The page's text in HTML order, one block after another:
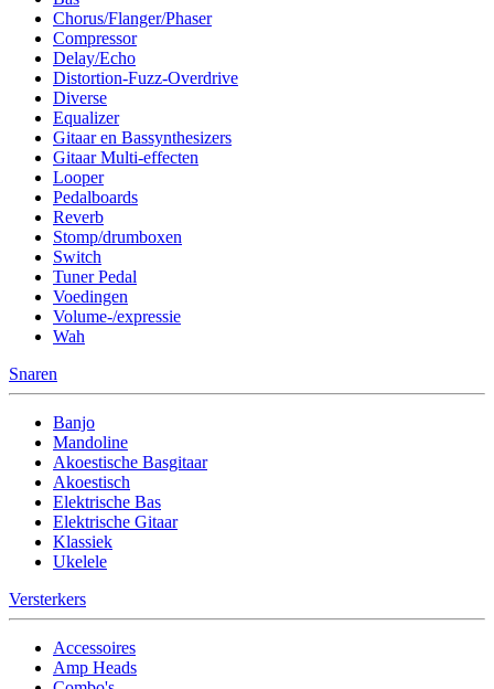
Chorus/Flanger/Phaser
Compressor
Delay/Echo
Distortion-Fuzz-Overdrive
Diverse
Equalizer
Gitaar en Bassynthesizers
Gitaar Multi-effecten
Looper
Pedalboards
Reverb
Stomp/drumboxen
Switch
Tuner Pedal
Voedingen
Volume-/expressie
Wah
Snaren
Banjo
Mandoline
Akoestische Basgitaar
Akoestisch
Elektrische Bas
Elektrische Gitaar
Klassiek
Ukelele
Versterkers
Accessoires
Amp Heads